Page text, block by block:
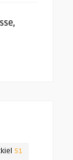
51